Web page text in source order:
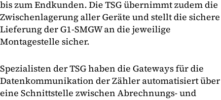
bis zum Endkunden. Die TSG übernimmt zudem die
Zwischenlagerung aller Geräte und stellt die sichere
Lieferung der G1-SMGW an die jeweilige
Montagestelle sicher.
Spezialisten der TSG haben die Gateways für die
Datenkommunikation der Zähler automatisiert über
eine Schnittstelle zwischen Abrechnungs- und